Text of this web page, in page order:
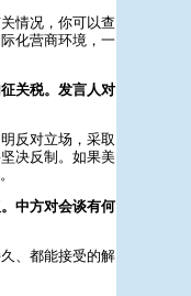
情况，你可以查
化营商环境，一
关税。发言人对
反对立场，采取
决反制。如果美
中方对会谈有何
、都能接受的解